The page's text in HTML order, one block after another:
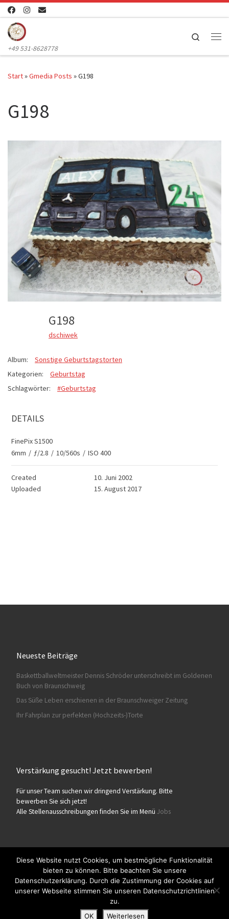
Zum Inhalt springen
+49 531-8628778
Search
Start»Gmedia Posts »G198
G198
G198
dschiwek
Album:
Sonstige Geburtstagstorten
Kategorien:
Geburtstag
Schlagwörter:
#Geburtstag
DETAILS
FinePix S1500
6mm / ƒ/2.8 / 10/560s / ISO 400
Created
10. Juni 2002
Uploaded
15. August 2017
Neueste Beiträge
Baskettballweltmeister Dennis Schröder unterschreibt im Goldenen
Buch von Braunschweig
Das Süße Leben erschienen in der Braunschweiger Zeitung
Ihr Fahrplan zur perfekten (Hochzeits-)Torte
Verstärkung gesucht! Jetzt bewerben!
Für unser Team suchen wir dringend Verstärkung. Bitte
bewerben Sie sich jetzt!
Alle Stellenausschreibungen finden Sie im Menü Jobs
© 2026Konditorei Süßes Leben– Alle Rechte vorbehalten
Präsentiert von WP – Entworfen mit demCustomizr-Theme
Diese Website nutzt Cookies, um bestmögliche Funktionalität
bieten zu können. Bitte beachten Sie unsere
Datenschutzerklärung. Durch die Zustimmung der Cookies auf
unserer Webseite stimmen Sie unseren Datenschutzrichtlinien
zu.
OK
Weiterlesen